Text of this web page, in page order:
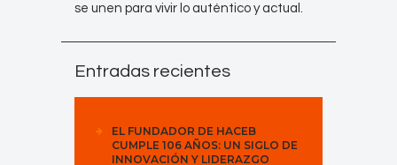
se unen para vivir lo auténtico y actual.
Entradas recientes
EL FUNDADOR DE HACEB
CUMPLE 106 AÑOS: UN SIGLO DE
INNOVACIÓN Y LIDERAZGO